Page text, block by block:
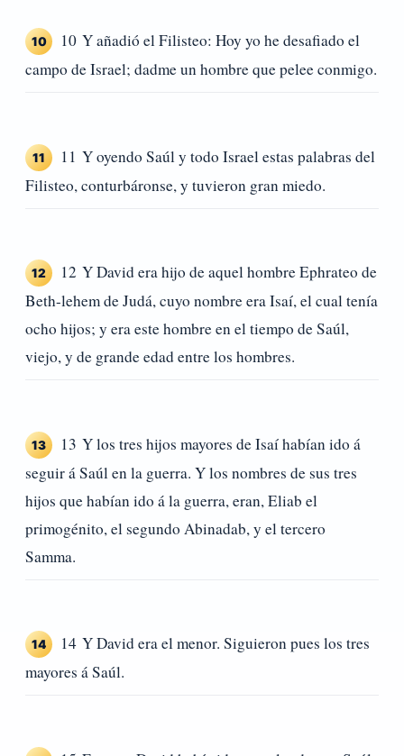
10
10 Y añadió el Filisteo: Hoy yo he desafiado el
campo de Israel; dadme un hombre que pelee conmigo.
11
11 Y oyendo Saúl y todo Israel estas palabras del
Filisteo, conturbáronse, y tuvieron gran miedo.
12
12 Y David era hijo de aquel hombre Ephrateo de
Beth-lehem de Judá, cuyo nombre era Isaí, el cual tenía
ocho hijos; y era este hombre en el tiempo de Saúl,
viejo, y de grande edad entre los hombres.
13
13 Y los tres hijos mayores de Isaí habían ido á
seguir á Saúl en la guerra. Y los nombres de sus tres
hijos que habían ido á la guerra, eran, Eliab el
primogénito, el segundo Abinadab, y el tercero
Samma.
14
14 Y David era el menor. Siguieron pues los tres
mayores á Saúl.